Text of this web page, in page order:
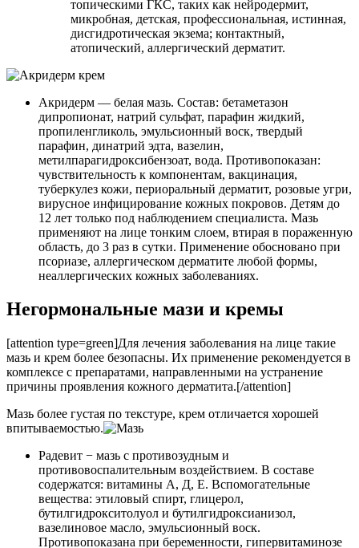
топическими ГКС, таких как нейродермит,
микробная, детская, профессиональная, истинная,
дисгидротическая экзема; контактный,
атопический, аллергический дерматит.
Акридерм — белая мазь. Состав: бетаметазон
дипропионат, натрий сульфат, парафин жидкий,
пропиленгликоль, эмульсионный воск, твердый
парафин, динатрий эдта, вазелин,
метилпарагидроксибензоат, вода. Противопоказан:
чувствительность к компонентам, вакцинация,
туберкулез кожи, периоральный дерматит, розовые угри,
вирусное инфицирование кожных покровов. Детям до
12 лет только под наблюдением специалиста. Мазь
применяют на лице тонким слоем, втирая в пораженную
область, до 3 раз в сутки. Применение обосновано при
псориазе, аллергическом дерматите любой формы,
неаллергических кожных заболеваниях.
Негормональные мази и кремы
[attention type=green]Для лечения заболевания на лице такие
мазь и крем более безопасны. Их применение рекомендуется в
комплексе с препаратами, направленными на устранение
причины проявления кожного дерматита.[/attention]
Мазь более густая по текстуре, крем отличается хорошей
впитываемостью.
Радевит − мазь с противозудным и
противовоспалительным воздействием. В составе
содержатся: витамины А, Д, Е. Вспомогательные
вещества: этиловый спирт, глицерол,
бутилгидрокситолуол и бутилгидроксианизол,
вазелиновое масло, эмульсионный воск.
Противопоказана при беременности, гипервитаминозе